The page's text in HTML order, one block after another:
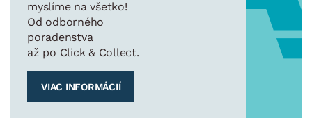
myslíme na všetko!
Od odborného
poradenstva
až po Click & Collect.
VIAC INFORMÁCIÍ